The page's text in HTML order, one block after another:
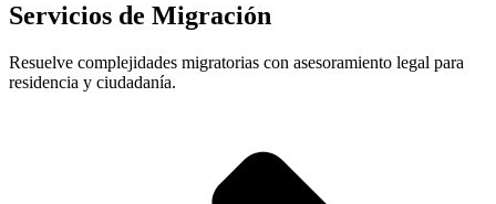
Servicios de Migración
Resuelve complejidades migratorias con asesoramiento legal para
residencia y ciudadanía.